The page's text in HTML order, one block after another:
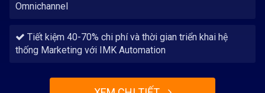
Omnichannel
Tiết kiệm 40-70% chi phí và thời gian triển khai hệ
thống Marketing với IMK Automation